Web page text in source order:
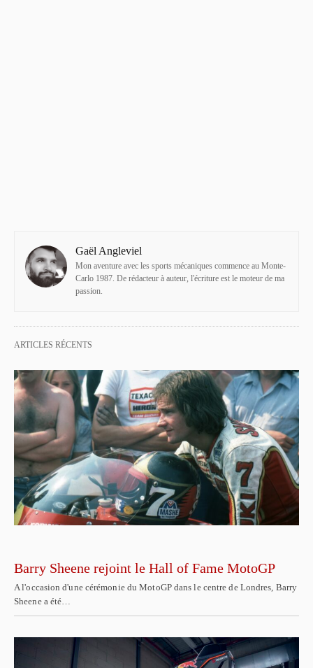
Gaël Angleviel
Mon aventure avec les sports mécaniques commence au Monte-
Carlo 1987. De rédacteur à auteur, l'écriture est le moteur de ma
passion.
ARTICLES RÉCENTS
Barry Sheene rejoint le Hall of Fame MotoGP
A l'occasion d'une cérémonie du MotoGP dans le centre de Londres, Barry
Sheene a été…